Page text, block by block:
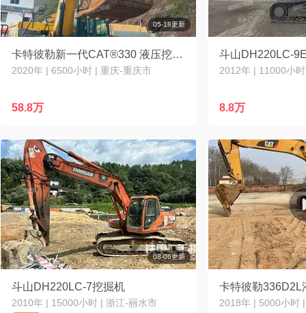
05-18更新
卡特彼勒新一代CAT®330 液压挖掘机
2020年 | 6500小时 | 重庆-重庆市
58.8万
斗山DH220LC-
2012年 | 11000小
8.8万
08-06更新
斗山DH220LC-7挖掘机
2010年 | 15000小时 | 浙江-丽水市
卡特彼勒336D2L
2018年 | 5000小时